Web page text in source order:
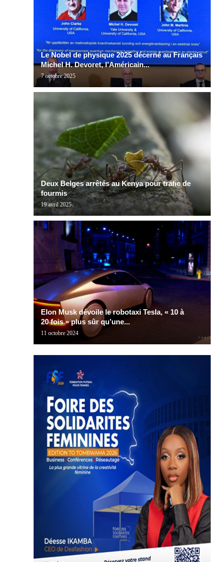
Le Nobel de physique 2025 décerné au Français
Michel H. Devoret, l’Américain...
7 octobre 2025
Deux Belges arrêtés au Kenya pour trafic de
fourmis
19 avril 2025
Elon Musk dévoile le robotaxi Tesla, « 10 à
20 fois » plus sûr qu’une...
11 octobre 2024